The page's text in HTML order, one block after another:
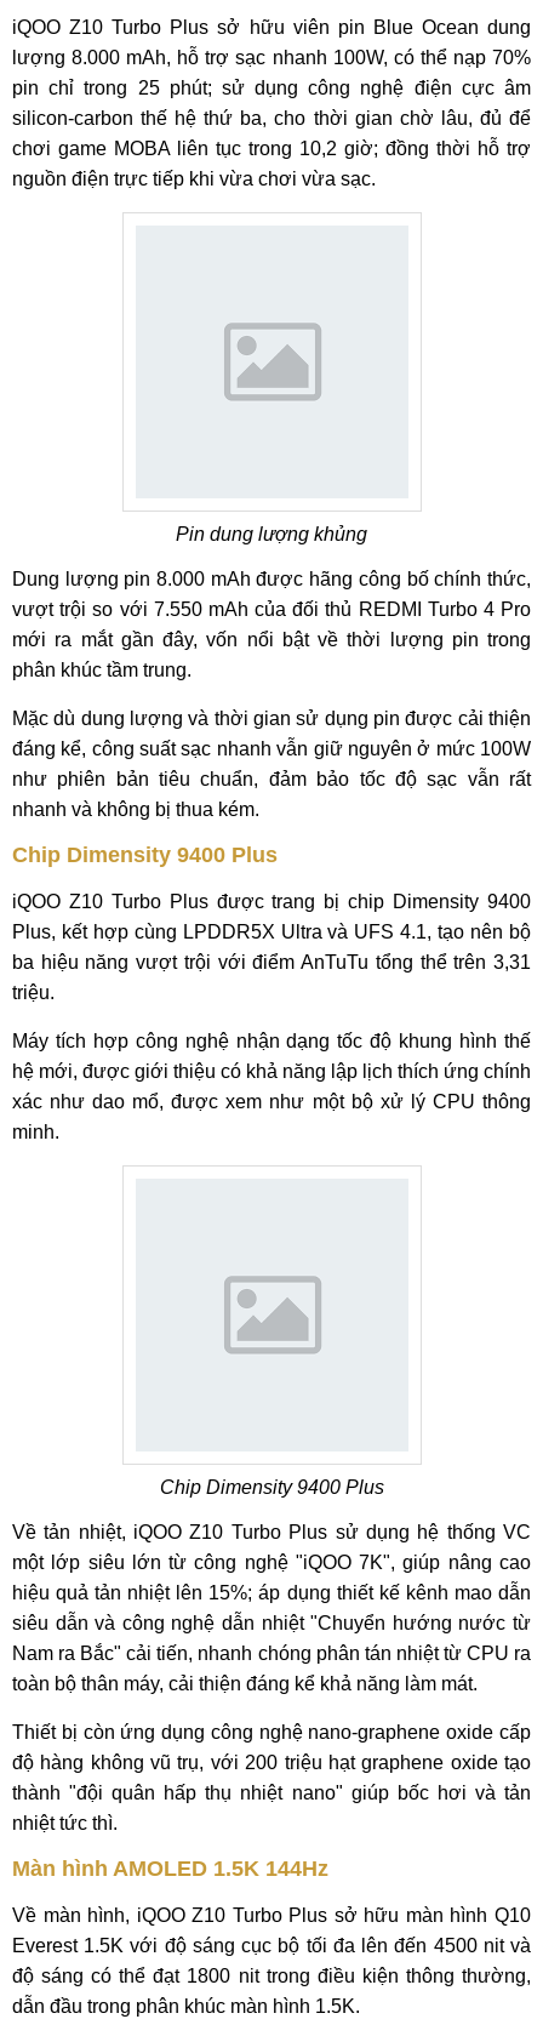
iQOO Z10 Turbo Plus sở hữu viên pin Blue Ocean dung
lượng 8.000 mAh, hỗ trợ sạc nhanh 100W, có thể nạp 70%
pin chỉ trong 25 phút; sử dụng công nghệ điện cực âm
silicon-carbon thế hệ thứ ba, cho thời gian chờ lâu, đủ để
chơi game MOBA liên tục trong 10,2 giờ; đồng thời hỗ trợ
nguồn điện trực tiếp khi vừa chơi vừa sạc.
Pin dung lượng khủng
Dung lượng pin 8.000 mAh được hãng công bố chính thức,
vượt trội so với 7.550 mAh của đối thủ REDMI Turbo 4 Pro
mới ra mắt gần đây, vốn nổi bật về thời lượng pin trong
phân khúc tầm trung.
Mặc dù dung lượng và thời gian sử dụng pin được cải thiện
đáng kể, công suất sạc nhanh vẫn giữ nguyên ở mức 100W
như phiên bản tiêu chuẩn, đảm bảo tốc độ sạc vẫn rất
nhanh và không bị thua kém.
Chip Dimensity 9400 Plus
iQOO Z10 Turbo Plus được trang bị chip Dimensity 9400
Plus, kết hợp cùng LPDDR5X Ultra và UFS 4.1, tạo nên bộ
ba hiệu năng vượt trội với điểm AnTuTu tổng thể trên 3,31
triệu.
Máy tích hợp công nghệ nhận dạng tốc độ khung hình thế
hệ mới, được giới thiệu có khả năng lập lịch thích ứng chính
xác như dao mổ, được xem như một bộ xử lý CPU thông
minh.
Chip Dimensity 9400 Plus
Về tản nhiệt, iQOO Z10 Turbo Plus sử dụng hệ thống VC
một lớp siêu lớn từ công nghệ "iQOO 7K", giúp nâng cao
hiệu quả tản nhiệt lên 15%; áp dụng thiết kế kênh mao dẫn
siêu dẫn và công nghệ dẫn nhiệt "Chuyển hướng nước từ
Nam ra Bắc" cải tiến, nhanh chóng phân tán nhiệt từ CPU ra
toàn bộ thân máy, cải thiện đáng kể khả năng làm mát.
Thiết bị còn ứng dụng công nghệ nano-graphene oxide cấp
độ hàng không vũ trụ, với 200 triệu hạt graphene oxide tạo
thành "đội quân hấp thụ nhiệt nano" giúp bốc hơi và tản
nhiệt tức thì.
Màn hình AMOLED 1.5K 144Hz
Về màn hình, iQOO Z10 Turbo Plus sở hữu màn hình Q10
Everest 1.5K với độ sáng cục bộ tối đa lên đến 4500 nit và
độ sáng có thể đạt 1800 nit trong điều kiện thông thường,
dẫn đầu trong phân khúc màn hình 1.5K.